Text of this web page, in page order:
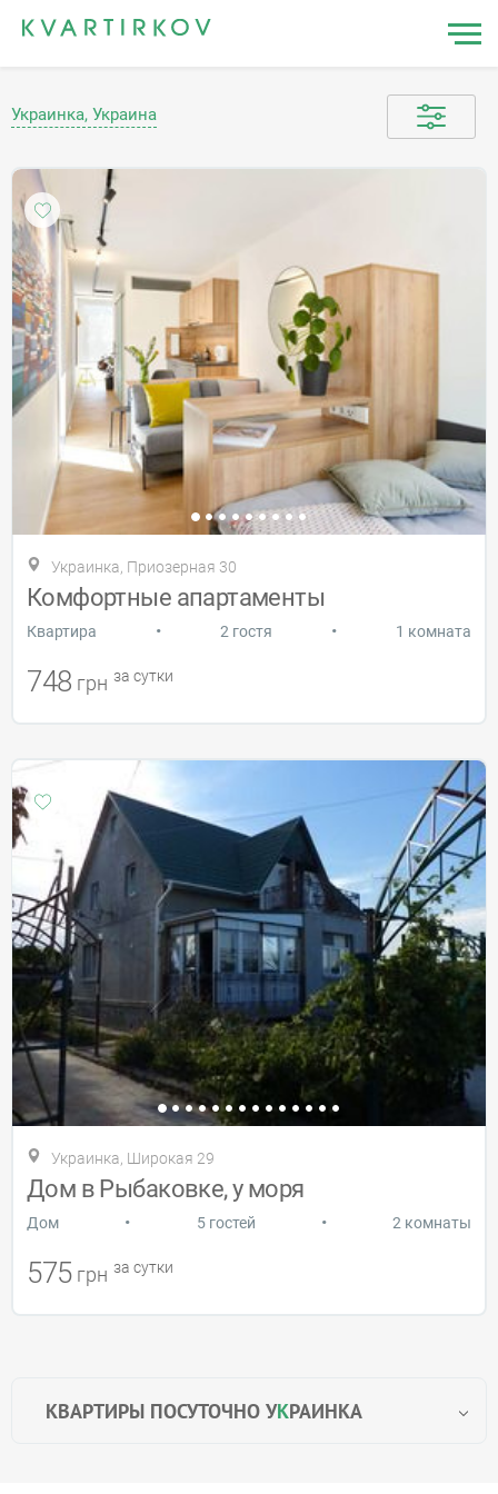
Украинка, Украина
КВАРТИРЫ ПОСУТОЧНО УКРАИНКА
Украинка, Приозерная 30
Комфортные апартаменты
Квартира • 2 гостя • 1 комната
748 грн за сутки
Украинка, Широкая 29
Дом в Рыбаковке, у моря
Дом • 5 гостей • 2 комнаты
575 грн за сутки